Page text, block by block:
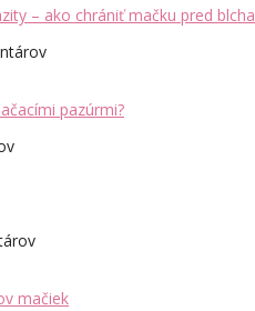
– ako chrániť mačku pred
pazúrmi?
mačiek